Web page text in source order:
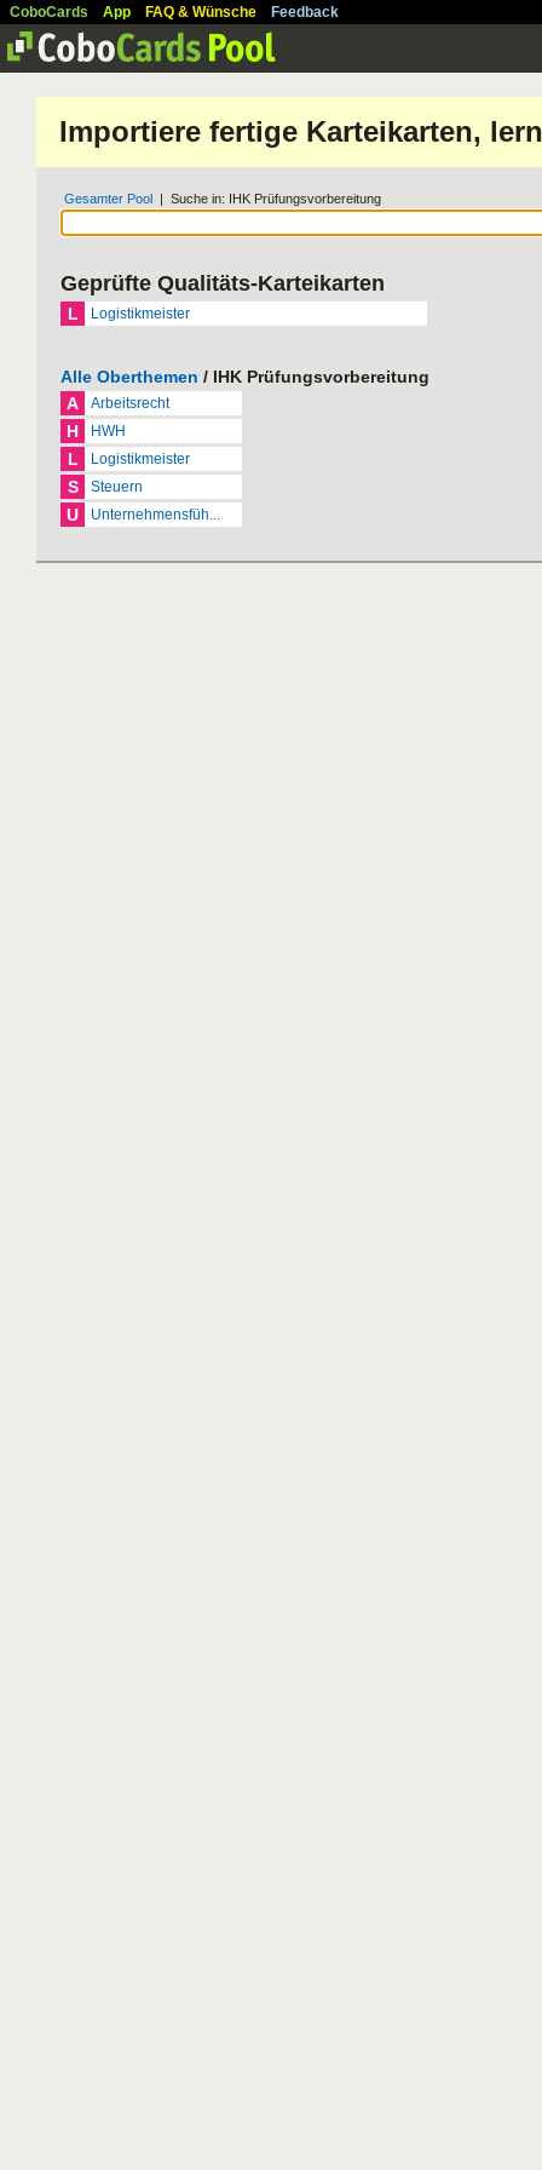
CoboCards App FAQ & Wünsche Feedback
Importiere fertige Karteikarten,
Gesamter Pool | Suche in: IHK Prüfungsvorbereitung
Geprüfte Qualitäts-Karteikarten
L Logistikmeister
Alle Oberthemen / IHK Prüfungsvorbereitung
A
Arbeitsrecht
H HWH
L Logistikmeister
S Steuern
U Unternehmensfüh...